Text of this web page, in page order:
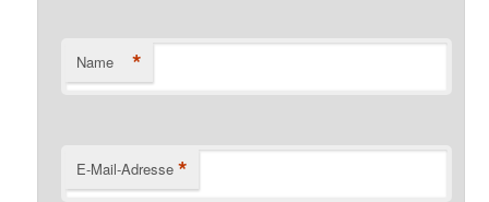
Name *
E-Mail-Adresse *